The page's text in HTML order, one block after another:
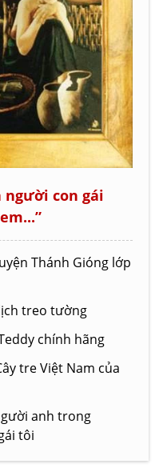
con gái
Thánh Gióng lớp
treo tường
chính hãng
tre Việt Nam của
anh trong
tôi